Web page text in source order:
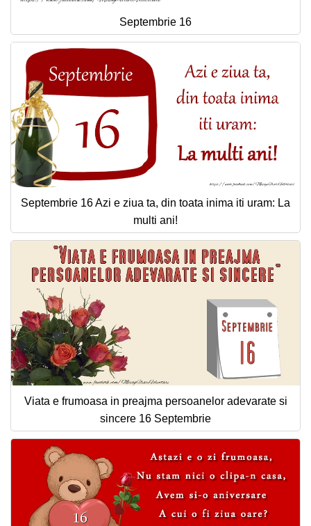
Septembrie 16
Septembrie 16 Azi e ziua ta, din toata inima iti uram: La
multi ani!
Viata e frumoasa in preajma persoanelor adevarate si
sincere 16 Septembrie